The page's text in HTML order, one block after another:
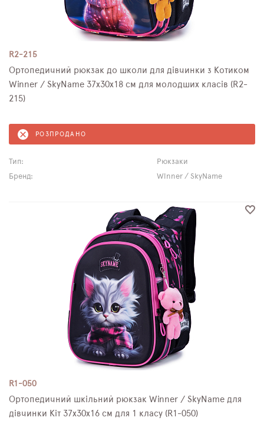
R2-215
Ортопедичний рюкзак до школи для дівчинки з Котиком
Winner / SkyName 37х30х18 см для молодших класів (R2-
215)
РОЗПРОДАНО
Тип:
Рюкзаки
Бренд:
Winner / SkyName
R1-050
Ортопедичний шкільний рюкзак Winner / SkyName для
дівчинки Кіт 37х30х16 см для 1 класу (R1-050)